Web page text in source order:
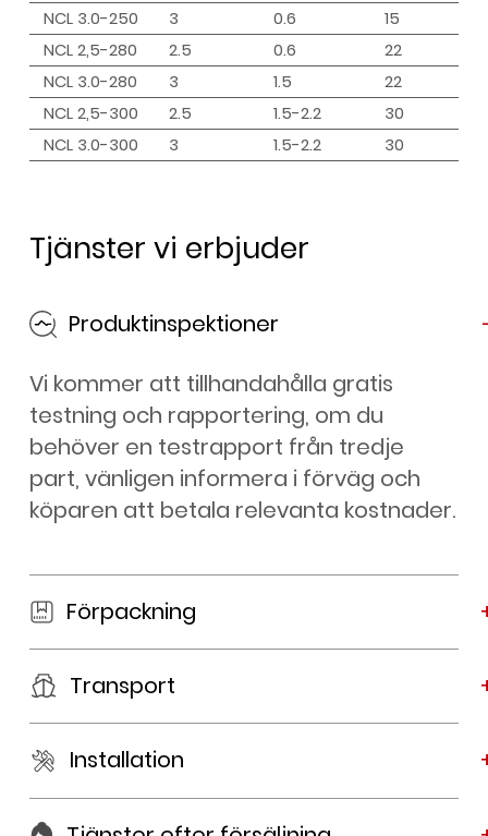
NCL 3.0-250
3 0.6
15
NCL 2,5-280
2.5 0.6
22
NCL 3.0-280
3 1.5
22
NCL 2,5-300
2.5 1.5-2.2
30
NCL 3.0-300
3 1.5-2.2 30
Tjänster vi erbjuder
Produktinspektioner
Vi kommer att tillhandahålla gratis
testning och rapportering, om du
behöver en testrapport från tredje
part, vänligen informera i förväg och
köparen att betala relevanta kostnader.
Förpackning
Transport
Installation